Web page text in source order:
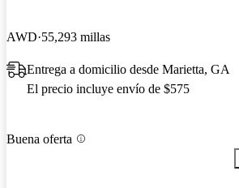
AWD 55,293 millas
Entrega a domicilio desde Marietta, GA
El precio incluye envío de $575
Buena oferta